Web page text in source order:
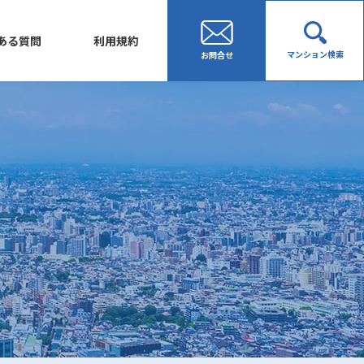
る質問 利用規約
お問合せ マンション検索